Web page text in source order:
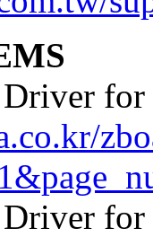
for